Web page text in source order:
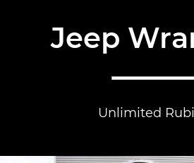
Jeep
Unlimited